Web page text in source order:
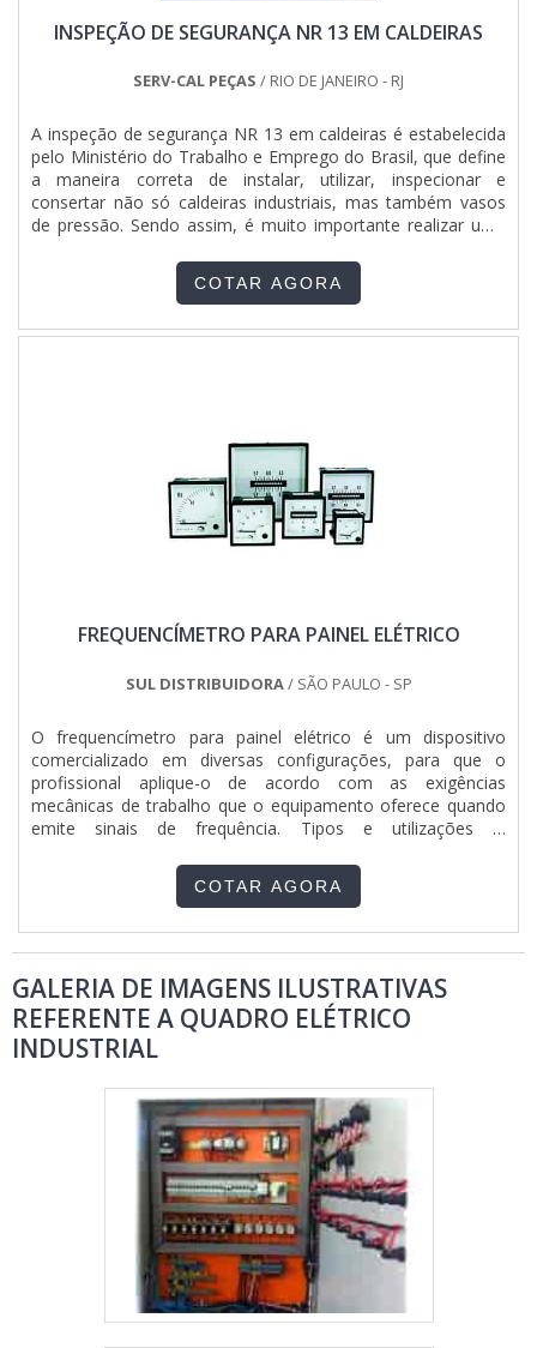
substituições frequentes de produtos que não cumprem
poupar gastos desnecessários.Existem diversos motivos
quando pensamos em uma empresa que entrega confiança
e produtos de qualidade. Alguns desses motivos são:
Atendimento personalizado; Profissionais com vasta
experiência na área de atuação; Diversas opções de
pagamento disponíveis; Excelente custo-benefício; Sede
com departamento técnico de engenharia e projetos com
capacidade para atender diversos tipos de serviços;
Equipamentos de última geração. A EMPRESA ESPECIALISTA
DO SEGMENTOApenas na Jumper Soluções Industriais tem
o que há de melhor no ramo de quadros elétricos para
adquiridas porque investiu em uma estrutura que hoje conta
com escritório de alta qualidade onde são realizadas as
atividades e estrutura suficiente para atender todas as
demandas.Esses fatores, somados a um time
multidisciplinar de consultores associados e profissionais
INSPEÇÃO DE SEGURANÇA NR 13 EM CALDEIRAS
SERV-CAL PEÇAS / RIO DE JANEIRO - RJ
A inspeção de segurança NR 13 em caldeiras é estabelecida
pelo Ministério do Trabalho e Emprego do Brasil, que define
a maneira correta de instalar, utilizar, inspecionar e
consertar não só caldeiras industriais, mas também vasos
de pressão. Sendo assim, é muito importante realizar uma
SERVIÇOUtilizadas para assegurar o abastecimento de vapor
com pressão superior à atmosférica, as caldeiras são
No entanto, por se tratar de um item de potencial risco, é
extrema importância que apenas empresas de amplo
conhecimento no segmento sejam contratadas para realizar
o serviço.Com relação ao procedimento, é realizada uma
análise inicial para identificar as possíveis falhas do sistema,
que possam comprometer não só o funcionamento do
vistoriados: Defletor; Tubulações; Queimadores; Válvulas de
INSPEÇÕES NR 13Fundada em 1980, a Serv-Cal é referência
segurança NR 13 em caldeiras. Solicite um orçamento, por
e-mail ou telefone, e descubra mais vantagens de contar
com essa empresa de amplo conhecimento no setor e que
ainda assegura condições especiais de pagamento! .
COTAR AGORA
FREQUENCÍMETRO PARA PAINEL ELÉTRICO
SUL DISTRIBUIDORA/ SÃO PAULO - SP
O frequencímetro para painel elétrico é um dispositivo
comercializado em diversas configurações, para que o
profissional aplique-o de acordo com as exigências
mecânicas de trabalho que o equipamento oferece quando
emite sinais de frequência. Tipos e utilizações O
a necessidade de monitorar o trabalho de um equipamento
industrial e até mesmo em situações de ajustes. Existem
COTAR AGORA
GALERIA DE IMAGENS ILUSTRATIVAS
REFERENTE A QUADRO ELÉTRICO
INDUSTRIAL